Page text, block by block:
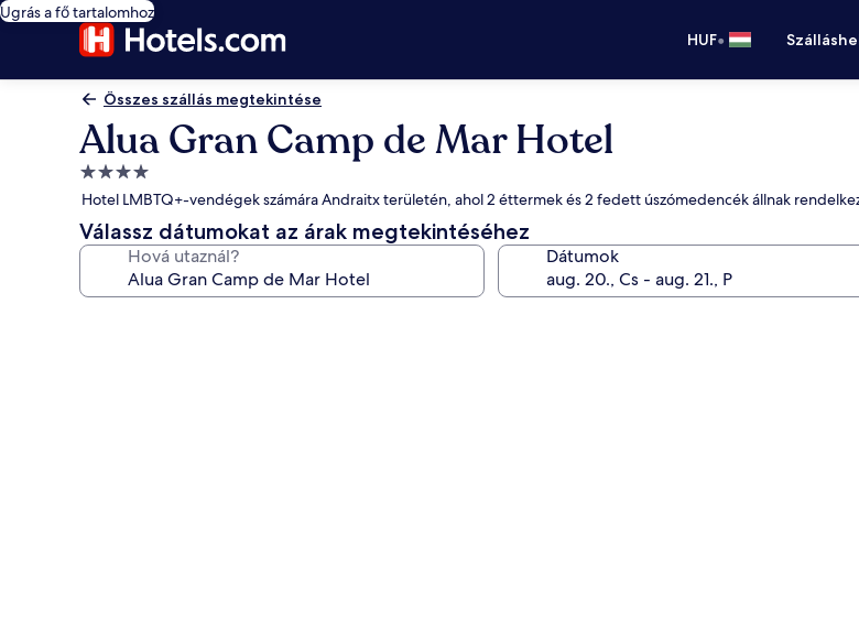
Ugrás a fő tartalomhoz
HUF•
Összes szállás megtekintése
Alua Gran Camp de Mar Hotel
4.0
csillagos
szálláshely
Hotel LMBTQ+-vendégek számára Andraitx területén, ahol 2 éttermek és 2 fedett úszómedencék állnak
Válassz dátumokat az árak megtekintéséhez
Hová utaznál? Dátumok